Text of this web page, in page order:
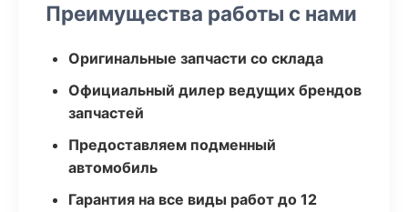
Преимущества работы с нами
Оригинальные запчасти со склада
Официальный дилер ведущих брендов
запчастей
Предоставляем подменный
автомобиль
Гарантия на все виды работ до 12